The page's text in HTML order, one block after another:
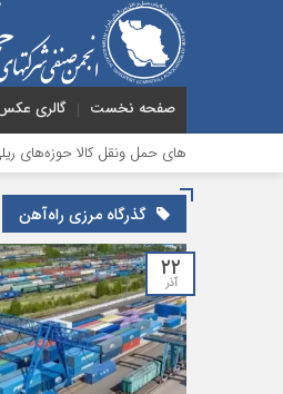
صفحه نخست گالری
چالش‌های حمل ونقل کالا حوزه‌های ریلی،
گذرگاه مرزی راه‌آهن
۲۲
آذر